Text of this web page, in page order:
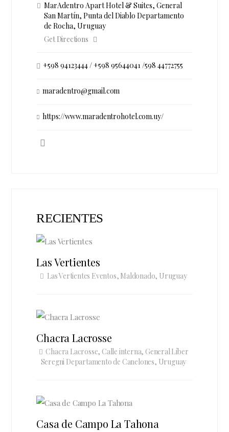
MarAdentro Apart Hotel & Suites, General
San Martín, Punta del Diablo Departamento
de Rocha, Uruguay
Get Directions
+598 94123444 / +598 95644041 /598 44772755
maradentro@gmail.com
https://www.maradentrohotel.com.uy/
RECIENTES
Las Vertientes
Las Vertientes Eventos, Maldonado, Uruguay
Chacra Lacrosse
Chacra Lacrosse, Calle interna, General Líber
Seregni Departamento de Canelones, Uruguay
Casa de Campo La Tahona